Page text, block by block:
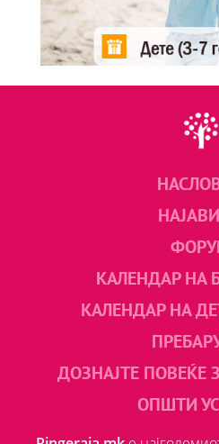
КАЛЕНДАР НА
КАЛЕНДАР НА
ДОЗНАЈТЕ ПОВЕЌЕ
ОПШТИ